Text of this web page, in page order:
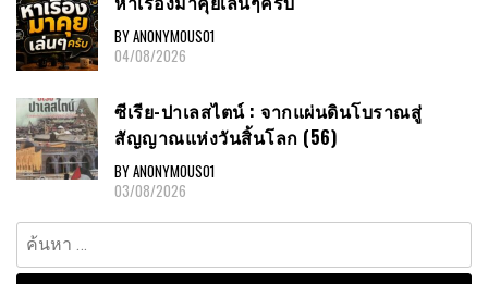
BY ANONYMOUS01
04/08/2026
ซีเรีย-ปาเลสไตน์ : จากแผ่นดินโบราณสู่
สัญญาณแห่งวันสิ้นโลก (56)
BY ANONYMOUS01
03/08/2026
ค้นหา
สำหรับ: